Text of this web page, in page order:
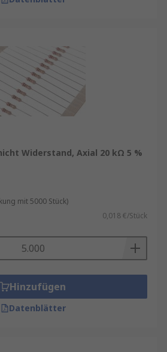
Widerstand, Axial 20 kΩ 5 %
mit 5000 Stück)
0,018 €/Stück
Hinzufügen
Datenblätter